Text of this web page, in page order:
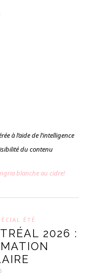
à l’aide de l’intelligence
du contenu
blanche au cidre!
ÉTÉ
2026 :